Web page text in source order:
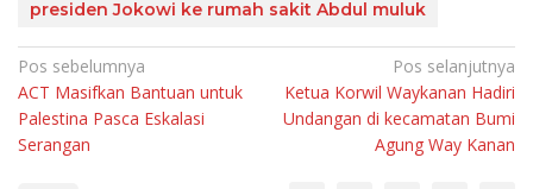
presiden Jokowi ke rumah sakit Abdul muluk
Navigasi
pos
Pos sebelumnya
ACT Masifkan Bantuan untuk
Palestina Pasca Eskalasi
Serangan
Pos selanjutnya
Ketua Korwil Waykanan Hadiri
Undangan di kecamatan Bumi
Agung Way Kanan